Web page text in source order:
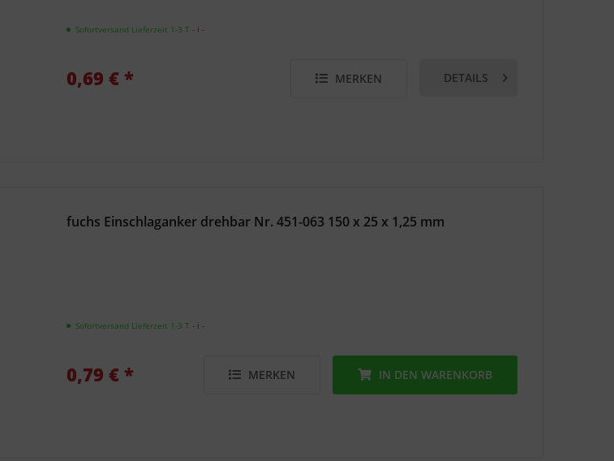
Sofortversand Lieferzeit 1-3 T- ℹ -
0,69 € * MERKEN DETAILS
fuchs Einschlaganker drehbar Nr. 451-063 150 x 25 x 1,25 mm
Sofortversand Lieferzeit 1-3 T- ℹ -
0,79 € * MERKEN IN DEN WARENKORB